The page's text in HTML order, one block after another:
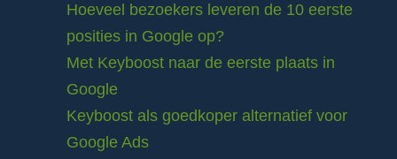
Hoeveel bezoekers leveren de 10 eerste
posities in Google op?
Met Keyboost naar de eerste plaats in
Google
Keyboost als goedkoper alternatief voor
Google Ads